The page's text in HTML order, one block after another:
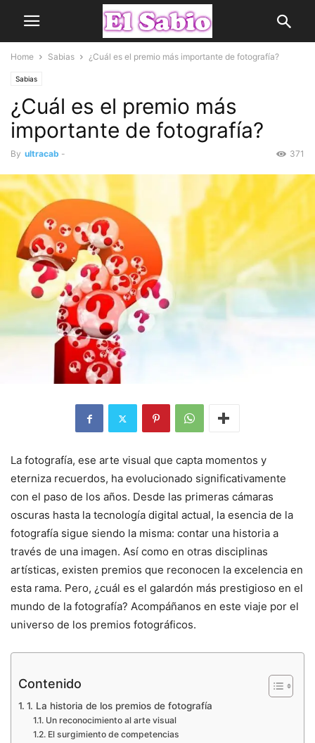
Home Sabias ¿Cuál es el premio más importante de fotografía?
Sabias
¿Cuál es el premio más
importante de fotografía?
By ultracab - 371
La fotografía, ese arte visual que capta momentos y
eterniza recuerdos, ha evolucionado significativamente
con el paso de los años. Desde las primeras cámaras
oscuras hasta la tecnología digital actual, la esencia de la
fotografía sigue siendo la misma: contar una historia a
través de una imagen. Así como en otras disciplinas
artísticas, existen premios que reconocen la excelencia en
esta rama. Pero, ¿cuál es el galardón más prestigioso en el
mundo de la fotografía? Acompáñanos en este viaje por el
universo de los premios fotográficos.
Contenido
1. La historia de los premios de fotografía
Un reconocimiento al arte visual
El surgimiento de competencias